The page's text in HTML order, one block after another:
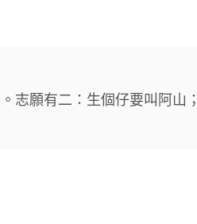
志願有二：生個仔要叫阿山